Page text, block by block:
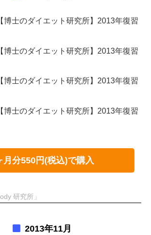
【博士のダイエット研究所】2013年復習
【博士のダイエット研究所】2013年復習
【博士のダイエット研究所】2013年復習
【博士のダイエット研究所】2013年復習
月分550円(税込)で購入
研究所」
2013年11月